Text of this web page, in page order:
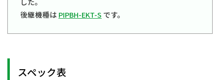
後継機種は PIPBH-EKT-S です。
スペック表